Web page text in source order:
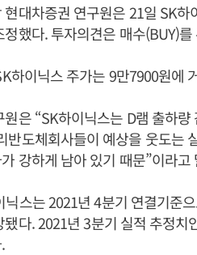
현대차증권 연구원은 21일 SK
정했다. 투자의견은 매수(BUY)
하이닉스 주가는 9만7900원에
원은 “SK하이닉스는 D램 출하
반도체회사들이 예상을 웃도는
강하게 남아 있기 때문”이라고
닉스는 2021년 4분기 연결기준
됐다. 2021년 3분기 실적 추정